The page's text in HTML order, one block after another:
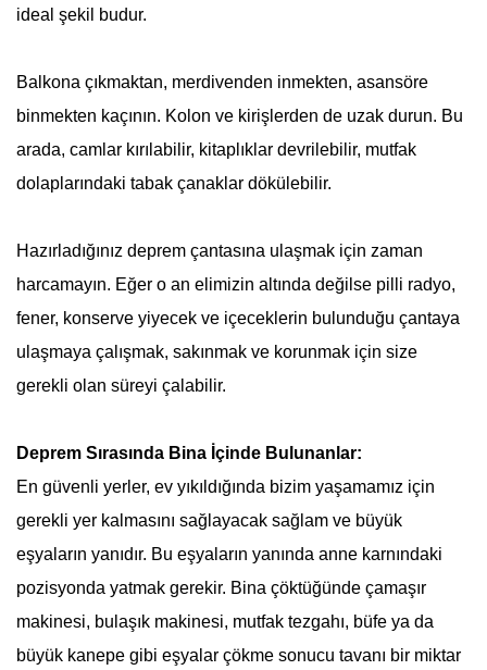
ideal şekil budur.
Balkona çıkmaktan, merdivenden inmekten, asansöre
binmekten kaçının. Kolon ve kirişlerden de uzak durun. Bu
arada, camlar kırılabilir, kitaplıklar devrilebilir, mutfak
dolaplarındaki tabak çanaklar dökülebilir.
Hazırladığınız deprem çantasına ulaşmak için zaman
harcamayın. Eğer o an elimizin altında değilse pilli radyo,
fener, konserve yiyecek ve içeceklerin bulunduğu çantaya
ulaşmaya çalışmak, sakınmak ve korunmak için size
gerekli olan süreyi çalabilir.
DepremSırasında Bina İçinde Bulunanlar:
En güvenli yerler, ev yıkıldığında bizim yaşamamız için
gerekli yer kalmasını sağlayacak sağlam ve büyük
eşyaların yanıdır. Bu eşyaların yanında anne karnındaki
pozisyonda yatmak gerekir. Bina çöktüğünde çamaşır
makinesi, bulaşık makinesi, mutfak tezgahı, büfe ya da
büyük kanepe gibi eşyalar çökme sonucu tavanı bir miktar